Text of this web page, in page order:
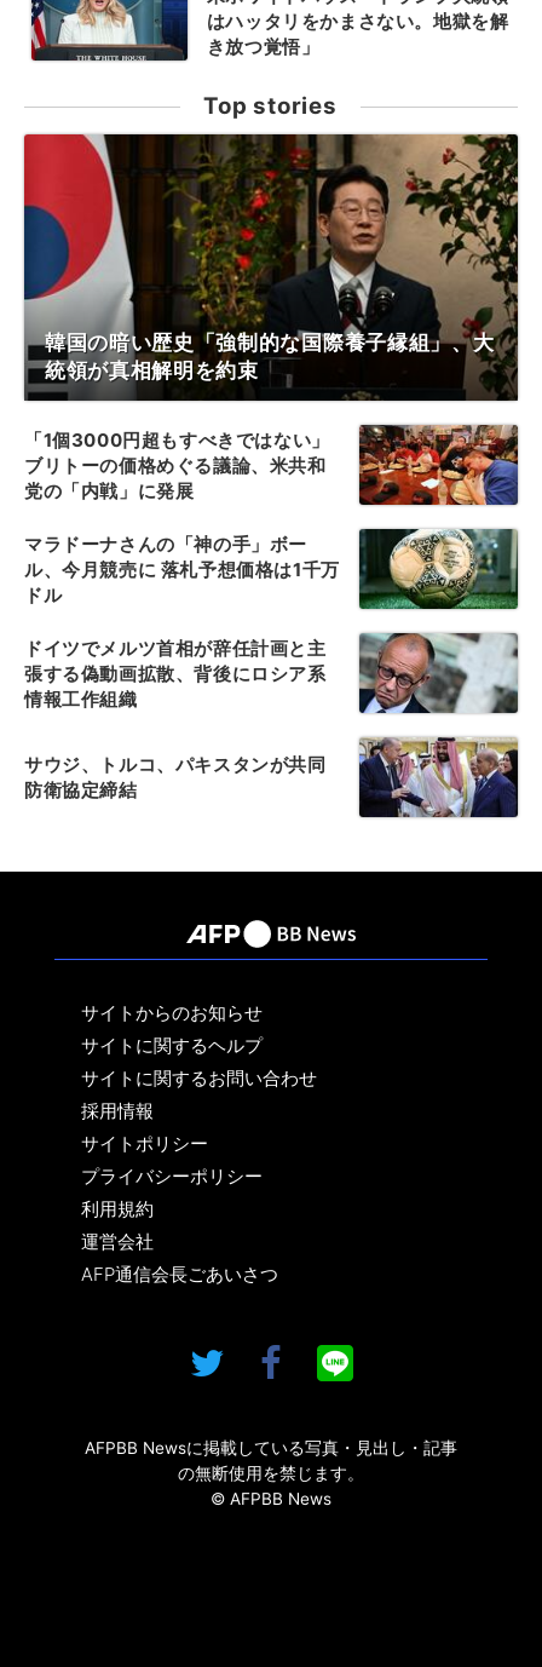
はハッタリをかまさない。地獄を解
き放つ覚悟」
Top stories
韓国の暗い歴史「強制的な国際養子縁組」、大
統領が真相解明を約束
「1個3000円超もすべきではない」
ブリトーの価格めぐる議論、米共和
党の「内戦」に発展
マラドーナさんの「神の手」ボー
ル、今月競売に 落札予想価格は1千万
ドル
ドイツでメルツ首相が辞任計画と主
張する偽動画拡散、背後にロシア系
情報工作組織
サウジ、トルコ、パキスタンが共同
防衛協定締結
サイトからのお知らせ
サイトに関するヘルプ
サイトに関するお問い合わせ
採用情報
サイトポリシー
プライバシーポリシー
利用規約
運営会社
AFP通信会長ごあいさつ
AFPBB Newsに掲載している写真・見出し・記事
の無断使用を禁じます。
© AFPBB News